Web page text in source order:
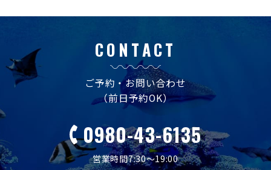
CONTACT
ご予約・お問い合わせ
（前日予約OK）
0980-43-6135
営業時間7:30～19:00